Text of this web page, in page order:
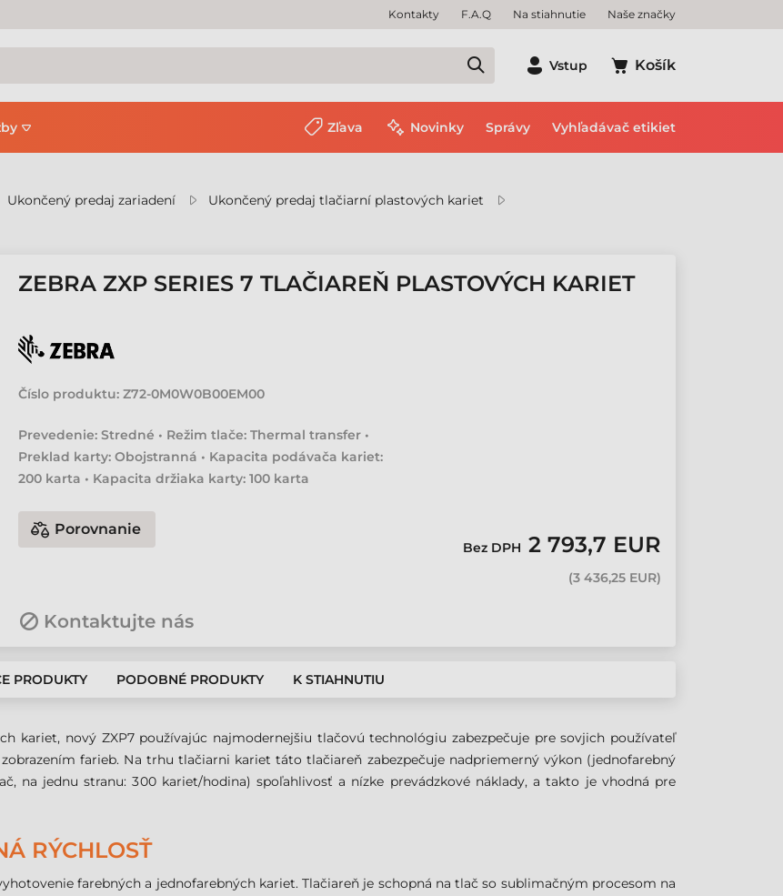
Kontakty F.A.Q Na stiahnutie Naše značky
Vstup Košík
Zľava Novinky Správy Vyhľadávač etikiet
Ukončený predaj zariadení
Ukončený predaj tlačiarní plastových kariet
ZEBRA ZXP SERIES 7 TLAČIAREŇ PLASTOVÝCH KARIET
Číslo produktu: Z72-0M0W0B00EM00
Prevedenie: Stredné • Režim tlače: Thermal transfer •
Preklad karty: Obojstranná • Kapacita podávača kariet:
200 karta • Kapacita držiaka karty: 100 karta
Porovnanie
Bez DPH 2 793,7 EUR
(3 436,25 EUR)
Kontaktujte nás
PRODUKTY PODOBNÉ PRODUKTY K STIAHNUTIU
kariet, nový ZXP7 používajúc najmodernejšiu tlačovú technológiu zabezpečuje pre sovjich používateľ
farieb. Na trhu tlačiarni kariet táto tlačiareň zabezpečuje nadpriemerný výkon (jednofarebný
na jednu stranu: 300 kariet/hodina) spoľahlivosť a nízke prevádzkové náklady, a takto je vhodná pre
RÝCHLOSŤ
farebných a jednofarebných kariet. Tlačiareň je schopná na tlač so sublimačným procesom na